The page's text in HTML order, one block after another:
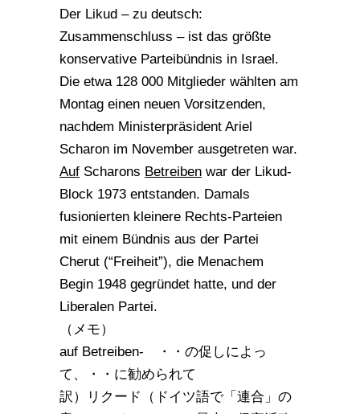
Der Likud – zu deutsch:
Zusammenschluss – ist das größte
konservative Parteibündnis in Israel.
Die etwa 128 000 Mitglieder wählten am
Montag einen neuen Vorsitzenden,
nachdem Ministerpräsident Ariel
Scharon im November ausgetreten war.
Auf Scharons Betreiben war der Likud-
Block 1973 entstanden. Damals
fusionierten kleinere Rechts-Parteien
mit einem Bündnis aus der Partei
Cherut (“Freiheit”), die Menachem
Begin 1948 gegründet hatte, und der
Liberalen Partei.
（メモ）
auf Betreiben- ・・の促しによっ
て、・・に勧められて
訳）リクード（ドイツ語で「連合」の